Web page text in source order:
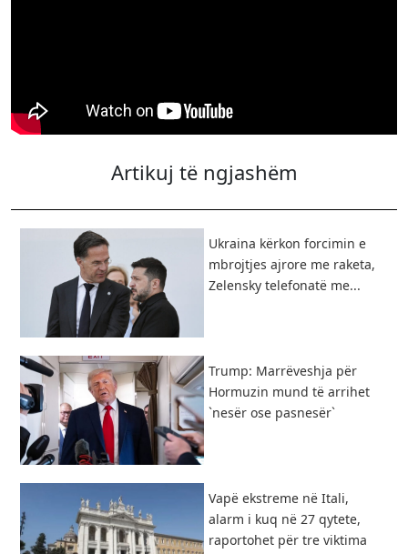
Artikuj të ngjashëm
Ukraina kërkon forcimin e
mbrojtjes ajrore me raketa,
Zelensky telefonatë me...
Trump: Marrëveshja për
Hormuzin mund të arrihet
`nesër ose pasnesër`
Vapë ekstreme në Itali,
alarm i kuq në 27 qytete,
raportohet për tre viktima